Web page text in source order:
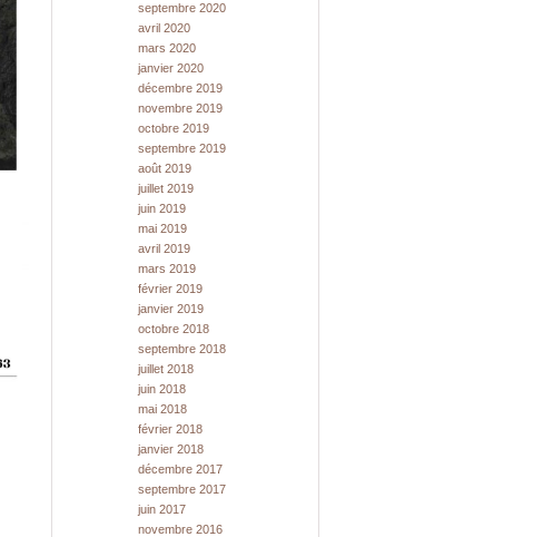
septembre 2020
avril 2020
mars 2020
janvier 2020
décembre 2019
novembre 2019
octobre 2019
septembre 2019
août 2019
juillet 2019
juin 2019
mai 2019
avril 2019
mars 2019
février 2019
janvier 2019
octobre 2018
septembre 2018
juillet 2018
juin 2018
mai 2018
février 2018
janvier 2018
décembre 2017
septembre 2017
juin 2017
novembre 2016